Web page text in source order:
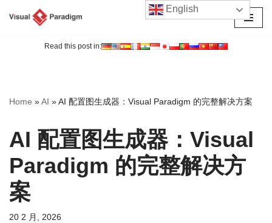
Read this post in:
Home »AI »AI 配置图生成器：Visual Paradigm 的完整解决方案
AI 配置图生成器：Visual
Paradigm 的完整解决方
案
20 2 月, 2026
English